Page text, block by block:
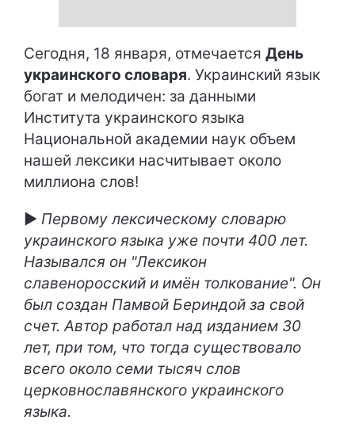
Сегодня, 18 января, отмечается День
украинского словаря. Украинский язык
богат и мелодичен: за данными
Института украинского языка
Национальной академии наук объем
нашей лексики насчитывает около
миллиона слов!
► Первому лексическому словарю
украинского языка уже почти 400 лет.
Назывался он "Лексикон
славеноросский и имён толкование". Он
был создан Памвой Бериндой за свой
счет. Автор работал над изданием 30
лет, при том, что тогда существовало
всего около семи тысяч слов
церковнославянского украинского
языка.